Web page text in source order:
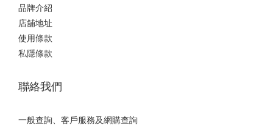
品牌介紹
店舖地址
使用條款
私隱條款
聯絡我們
一般查詢、客戶服務及網購查詢